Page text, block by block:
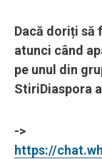
Dacă doriți să
atunci când
pe unul din
StiriDiaspora
->
https://